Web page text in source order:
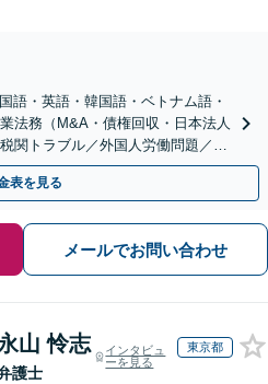
語・英語・韓国語・ベトナム語・
法務（M&A・債権回収・日本法人
関トラブル／外国人労働問題／外
対応可能
表を見る
メールでお問い合わせ
山 怜志
護士
インタビュ
ーを見る
東京都